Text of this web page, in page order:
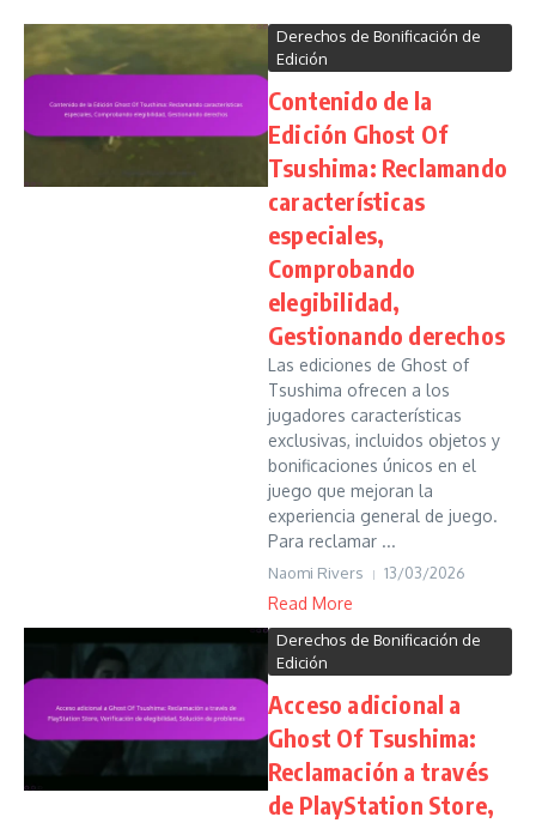
Derechos de Bonificación de
Edición
Contenido de la
Edición Ghost Of
Tsushima: Reclamando
características
especiales,
Comprobando
elegibilidad,
Gestionando derechos
Las ediciones de Ghost of
Tsushima ofrecen a los
jugadores características
exclusivas, incluidos objetos y
bonificaciones únicos en el
juego que mejoran la
experiencia general de juego.
Para reclamar ...
Naomi Rivers 13/03/2026
Read More
Derechos de Bonificación de
Edición
Acceso adicional a
Ghost Of Tsushima:
Reclamación a través
de PlayStation Store,